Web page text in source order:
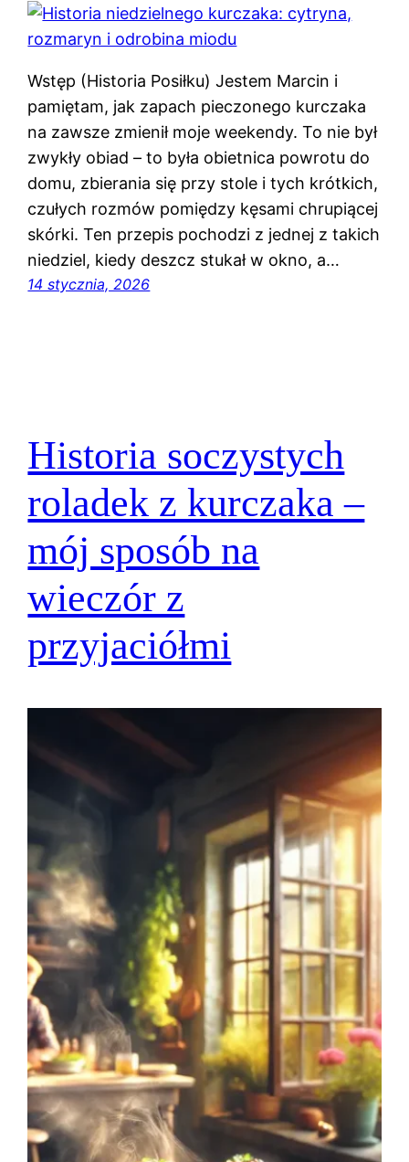
Wstęp (Historia Posiłku) Jestem Marcin i
pamiętam, jak zapach pieczonego kurczaka
na zawsze zmienił moje weekendy. To nie był
zwykły obiad – to była obietnica powrotu do
domu, zbierania się przy stole i tych krótkich,
czułych rozmów pomiędzy kęsami chrupiącej
skórki. Ten przepis pochodzi z jednej z takich
niedziel, kiedy deszcz stukał w okno, a…
14 stycznia, 2026
Historia soczystych
roladek z kurczaka –
mój sposób na
wieczór z
przyjaciółmi